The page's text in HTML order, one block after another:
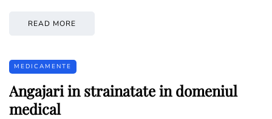
READ MORE
MEDICAMENTE
Angajari in strainatate in domeniul
medical